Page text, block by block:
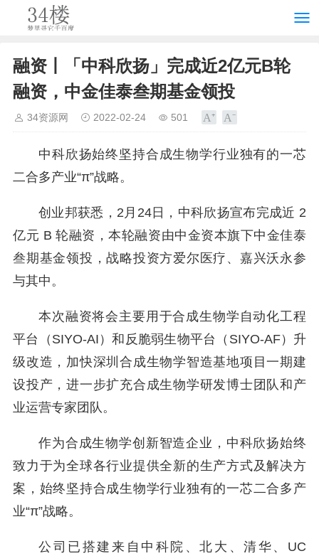
融资丨「中科欣扬」完成近2亿元B轮
融资，中金佳泰叁期基金领投
34资源网 2022-02-24 501
中科欣扬始终坚持合成生物学行业独有的一芯
二合多产业“π”战略。
创业邦获悉，2月24日，中科欣扬宣布完成近 2
亿元 B 轮融资，本轮融资由中金资本旗下中金佳泰
叁期基金领投，战略投资方爱尔医疗、嘉兴沃永参
与其中。
本次融资将会主要用于合成生物学自动化工程
平台（SIYO-AI）和反脆弱生物平台（SIYO-AF）升
级改造，加快深圳合成生物学智造基地项目一期建
设投产，进一步扩充合成生物学研发博士团队和产
业运营专家团队。
作为合成生物学创新智造企业，中科欣扬始终
致力于为全球各行业提供全新的生产方式及解决方
案，始终坚持合成生物学行业独有的一芯二合多产
业“π”战略。
公司已搭建来自中科院、北大、清华、UC